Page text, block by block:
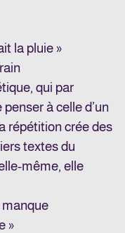
la pluie »
qui par
à celle d’un
répétition crée des
textes du
même, elle
manque
»